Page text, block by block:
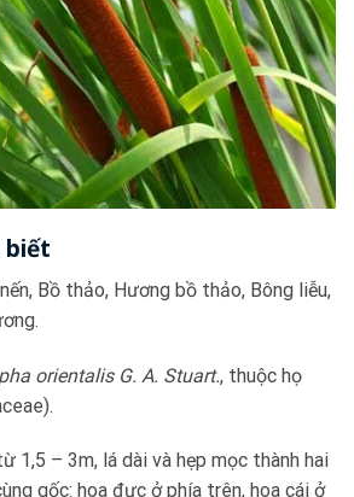
biết
Bồ thảo, Hương bồ thảo, Bông liễu,
orientalis G. A. Stuart., thuộc họ
1,5 – 3m, lá dài và hẹp mọc thành hai
gốc: hoa đực ở phía trên, hoa cái ở